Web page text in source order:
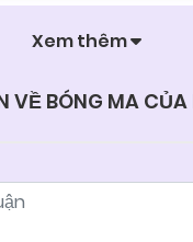
Xem thêm
VỀ BÓNG MA